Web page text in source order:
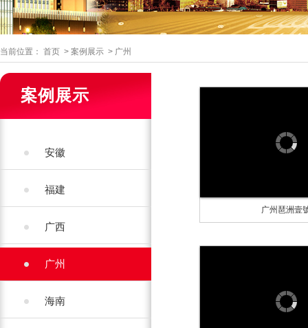
当前位置： 首页 > 案例展示 > 广州
案例展示
安徽
福建
广西
广州
海南
广州琶洲壹